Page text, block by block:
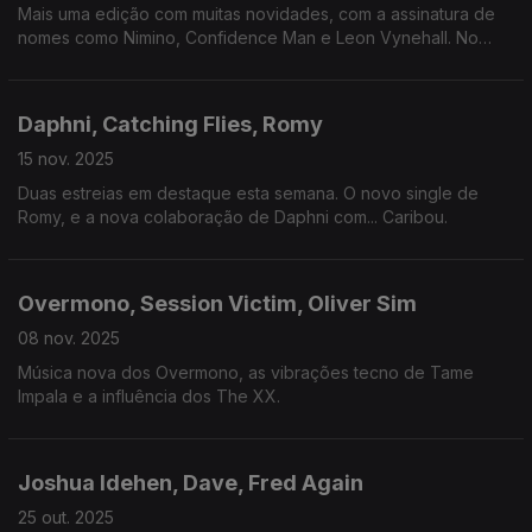
Mais uma edição com muitas novidades, com a assinatura de
nomes como Nimino, Confidence Man e Leon Vynehall. No
Daphni, Catching Flies, Romy
15 nov. 2025
Duas estreias em destaque esta semana. O novo single de
Romy, e a nova colaboração de Daphni com... Caribou.
Overmono, Session Victim, Oliver Sim
08 nov. 2025
Música nova dos Overmono, as vibrações tecno de Tame
Impala e a influência dos The XX.
Joshua Idehen, Dave, Fred Again
25 out. 2025